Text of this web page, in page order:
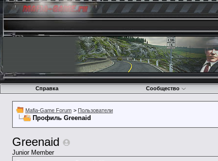
Справка Сообщество
Mafia-Game Forum > Пользователи
Профиль Greenaid
Greenaid
Junior Member